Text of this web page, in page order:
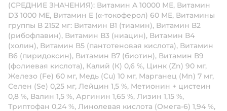
(СРЕДНИЕ ЗНАЧЕНИЯ): Витамин A 10000 МЕ, Витамин
D3 1000 МЕ, Витамин E (α-токоферол) 60 МЕ, Витамины
группы В 2152 мг: Витамин В1 (тиамин), Витамин В2
(рибофлавин), Витамин В3 (ниацин), Витамин В4
(холин), Витамин В5 (пантотеновая кислота), Витамин
В6 (пиридоксин), Витамин В7 (биотин), Витамин В9
(фолиевая кислота), Калий (К) 0,6 %, Цинк (Zn) 90 мг,
Железо (Fe) 60 мг, Медь (Cu) 10 мг, Марганец (Mn) 7 мг,
Селен (Se) 0,25 мг, Лейцин 1,5 %, Метионин + цистеин
0,8 %, Валин 1,5 %, Аргинин 1,65 %, Лизин 1,15 %,
Триптофан 0,24 %, Линолевая кислота (Омега-6) 1,94 %,